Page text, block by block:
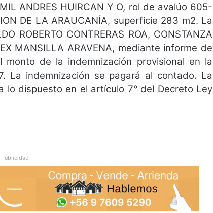
ANDRES HUIRCAN Y O, rol de avalúo 605-
DE LA ARAUCANÍA, superficie 283 m2. La
ROBERTO CONTRERAS ROA, CONSTANZA
MANSILLA ARAVENA, mediante informe de
de la indemnización provisional en la
La indemnización se pagará al contado. La
lo dispuesto en el artículo 7° del Decreto Ley
Publicidad